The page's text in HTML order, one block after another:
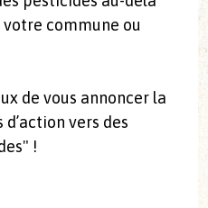
commune ou
de vous annoncer la
vers des
!